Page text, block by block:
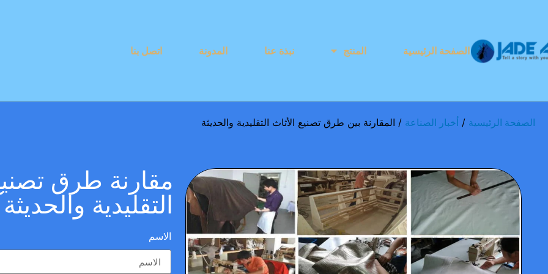
الصفحة الرئيسية المنتج نبذة عنا المدونة اتصل بنا
الصفحة الرئيسية / أخبار الصناعة / المقارنة بين طرق تصنيع الأثاث التقليدية والحديثة
مقارنة طرق
التقليدية والحديثة
الاسم